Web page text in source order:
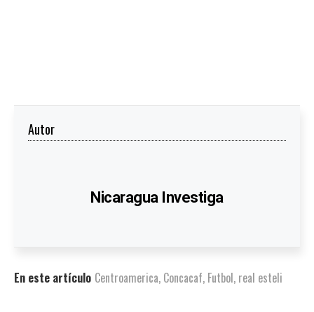
Autor
Nicaragua Investiga
En este artículo Centroamerica, Concacaf, Futbol, real esteli